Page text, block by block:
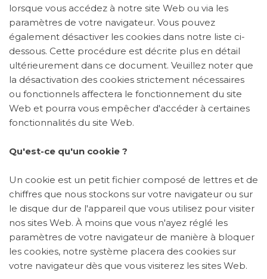
lorsque vous accédez à notre site Web ou via les
paramètres de votre navigateur. Vous pouvez
également désactiver les cookies dans notre liste ci-
dessous. Cette procédure est décrite plus en détail
ultérieurement dans ce document. Veuillez noter que
la désactivation des cookies strictement nécessaires
ou fonctionnels affectera le fonctionnement du site
Web et pourra vous empêcher d'accéder à certaines
fonctionnalités du site Web.
Qu'est-ce qu'un cookie ?
Un cookie est un petit fichier composé de lettres et de
chiffres que nous stockons sur votre navigateur ou sur
le disque dur de l'appareil que vous utilisez pour visiter
nos sites Web. À moins que vous n'ayez réglé les
paramètres de votre navigateur de manière à bloquer
les cookies, notre système placera des cookies sur
votre navigateur dès que vous visiterez les sites Web.